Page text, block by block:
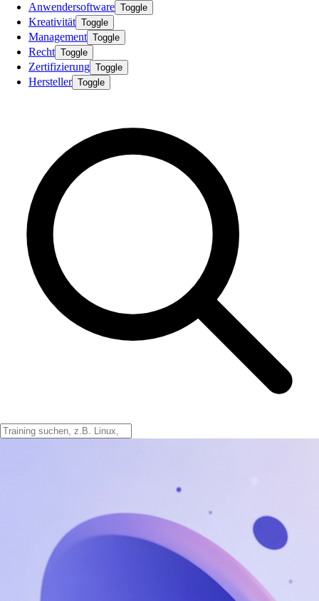
Anwendersoftware Toggle
Kreativität Toggle
Management Toggle
Recht Toggle
Zertifizierung Toggle
Hersteller Toggle